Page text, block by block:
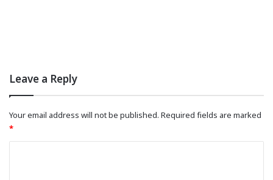
Leave a Reply
Your email address will not be published. Required fields are marked
*